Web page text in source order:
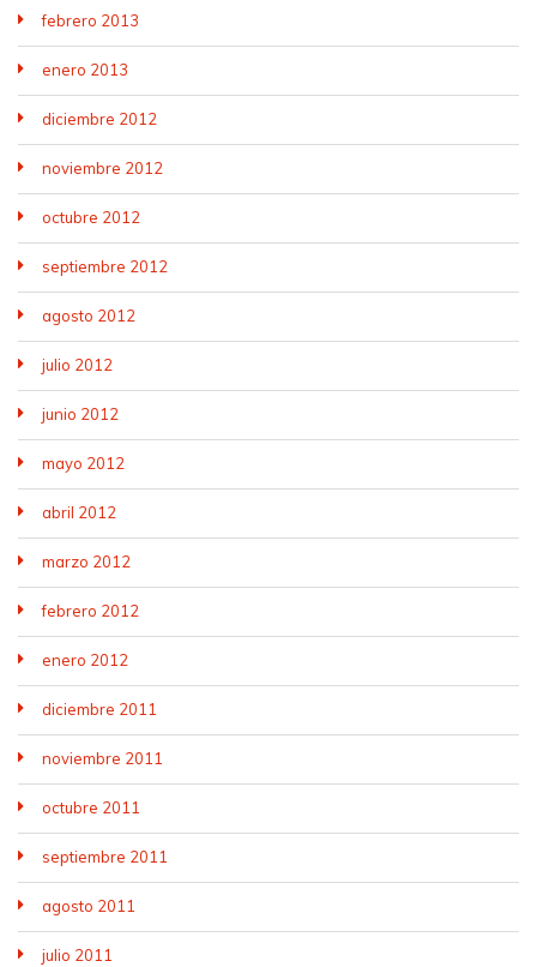
febrero 2013
enero 2013
diciembre 2012
noviembre 2012
octubre 2012
septiembre 2012
agosto 2012
julio 2012
junio 2012
mayo 2012
abril 2012
marzo 2012
febrero 2012
enero 2012
diciembre 2011
noviembre 2011
octubre 2011
septiembre 2011
agosto 2011
julio 2011